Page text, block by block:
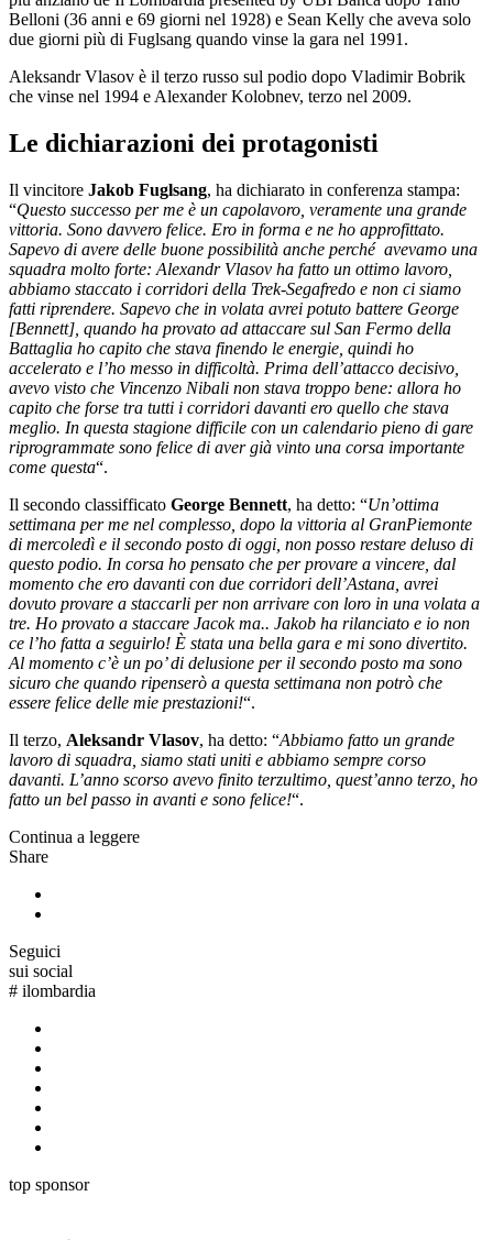
Belloni (36 anni e 69 giorni nel 1928) e Sean Kelly che aveva solo
due giorni più di Fuglsang quando vinse la gara nel 1991.
Aleksandr Vlasov è il terzo russo sul podio dopo Vladimir Bobrik
che vinse nel 1994 e Alexander Kolobnev, terzo nel 2009.
Le dichiarazioni dei protagonisti
Il vincitore Jakob Fuglsang, ha dichiarato in conferenza stampa:
“Questo successo per me è un capolavoro, veramente una grande
vittoria. Sono davvero felice. Ero in forma e ne ho approfittato.
Sapevo di avere delle buone possibilità anche perché avevamo una
squadra molto forte: Alexandr Vlasov ha fatto un ottimo lavoro,
abbiamo staccato i corridori della Trek-Segafredo e non ci siamo
fatti riprendere. Sapevo che in volata avrei potuto battere George
[Bennett], quando ha provato ad attaccare sul San Fermo della
Battaglia ho capito che stava finendo le energie, quindi ho
accelerato e l’ho messo in difficoltà. Prima dell’attacco decisivo,
avevo visto che Vincenzo Nibali non stava troppo bene: allora ho
capito che forse tra tutti i corridori davanti ero quello che stava
meglio. In questa stagione difficile con un calendario pieno di gare
riprogrammate sono felice di aver già vinto una corsa importante
come questa“.
Il secondo classifficato George Bennett, ha detto: “Un’ottima
settimana per me nel complesso, dopo la vittoria al GranPiemonte
di mercoledì e il secondo posto di oggi, non posso restare deluso di
questo podio. In corsa ho pensato che per provare a vincere, dal
momento che ero davanti con due corridori dell’Astana, avrei
dovuto provare a staccarli per non arrivare con loro in una volata a
tre. Ho provato a staccare Jacok ma.. Jakob ha rilanciato e io non
ce l’ho fatta a seguirlo! È stata una bella gara e mi sono divertito.
Al momento c’è un po’ di delusione per il secondo posto ma sono
sicuro che quando ripenserò a questa settimana non potrò che
essere felice delle mie prestazioni!“.
Il terzo, Aleksandr Vlasov, ha detto: “Abbiamo fatto un grande
lavoro di squadra, siamo stati uniti e abbiamo sempre corso
davanti. L’anno scorso avevo finito terzultimo, quest’anno terzo, ho
fatto un bel passo in avanti e sono felice!“.
Continua a leggere
Share
Seguici
sui social
# ilombardia
top sponsor